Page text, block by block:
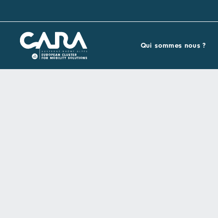
Qui sommes nous ?